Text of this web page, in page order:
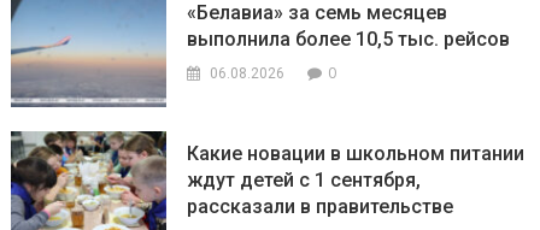
«Белавиа» за семь месяцев
выполнила более 10,5 тыс. рейсов
06.08.2026 0
Какие новации в школьном питании
ждут детей с 1 сентября,
рассказали в правительстве